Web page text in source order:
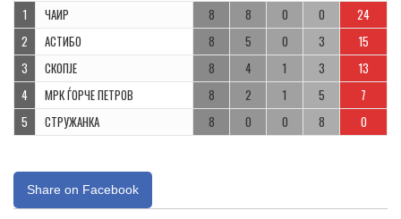
1 ЧАИР 8 8 0 0
24
2
АСТИБО 8 5 0 3
15
3
СКОПЈЕ 8 4 1 3
13
4
МРК ЃОРЧЕ ПЕТРОВ 8 2 1 5
7
5
СТРУЖАНКА 8 0 0 8 0
Share on Facebook